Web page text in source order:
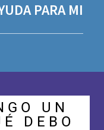
PARA MI
UN
DEBO